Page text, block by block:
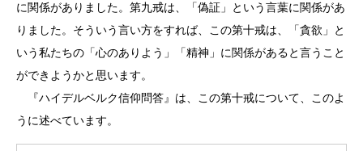
に関係がありました。第九戒は、「偽証」という言葉に関係があ
りました。そういう言い方をすれば、この第十戒は、「貪欲」と
いう私たちの「心のありよう」「精神」に関係があると言うこと
ができようかと思います。
『ハイデルベルク信仰問答』は、この第十戒について、このよ
うに述べています。